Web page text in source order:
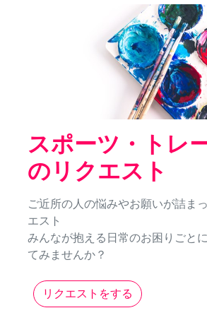
スポーツ・トレ
のリクエスト
ご近所の人の悩みやお願いが詰ま
エスト
みんなが抱える日常のお困りごと
てみませんか？
リクエストをする